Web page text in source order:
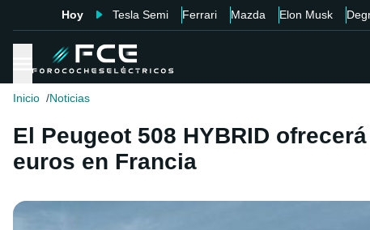
Hoy Tesla Semi Ferrari Mazda Elon Musk
Inicio Noticias
El Peugeot 508 HYBRID
euros en Francia